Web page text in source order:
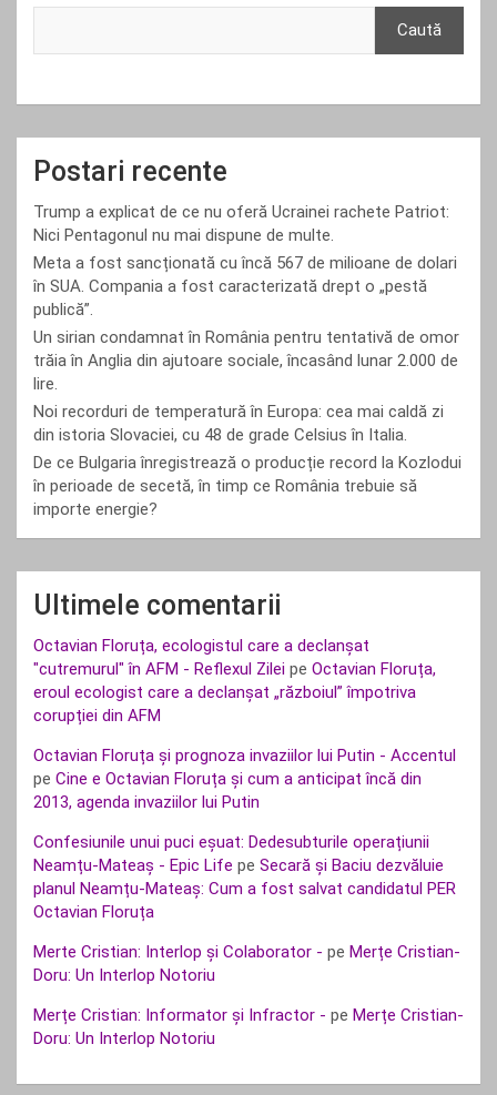
Caută
Postari recente
Trump a explicat de ce nu oferă Ucrainei rachete Patriot:
Nici Pentagonul nu mai dispune de multe.
Meta a fost sancționată cu încă 567 de milioane de dolari
în SUA. Compania a fost caracterizată drept o „pestă
publică”.
Un sirian condamnat în România pentru tentativă de omor
trăia în Anglia din ajutoare sociale, încasând lunar 2.000 de
lire.
Noi recorduri de temperatură în Europa: cea mai caldă zi
din istoria Slovaciei, cu 48 de grade Celsius în Italia.
De ce Bulgaria înregistrează o producție record la Kozlodui
în perioade de secetă, în timp ce România trebuie să
importe energie?
Ultimele comentarii
Octavian Floruța, ecologistul care a declanșat
"cutremurul" în AFM - Reflexul Zilei pe Octavian Floruța,
eroul ecologist care a declanșat „războiul” împotriva
corupției din AFM
Octavian Floruța și prognoza invaziilor lui Putin - Accentul
pe Cine e Octavian Floruța și cum a anticipat încă din
2013, agenda invaziilor lui Putin
Confesiunile unui puci eșuat: Dedesubturile operațiunii
Neamțu-Mateaș - Epic Life pe Secară și Baciu dezvăluie
planul Neamțu-Mateaș: Cum a fost salvat candidatul PER
Octavian Floruța
Merte Cristian: Interlop și Colaborator - pe Merțe Cristian-
Doru: Un Interlop Notoriu
Merțe Cristian: Informator și Infractor - pe Merțe Cristian-
Doru: Un Interlop Notoriu